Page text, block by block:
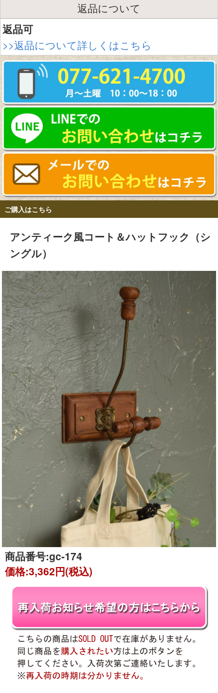
返品について
返品可
>>返品について詳しくはこちら
ご購入はこちら
アンティーク風コート＆ハットフック（シ
ングル）
商品番号:gc-174
価格:3,362円(税込)